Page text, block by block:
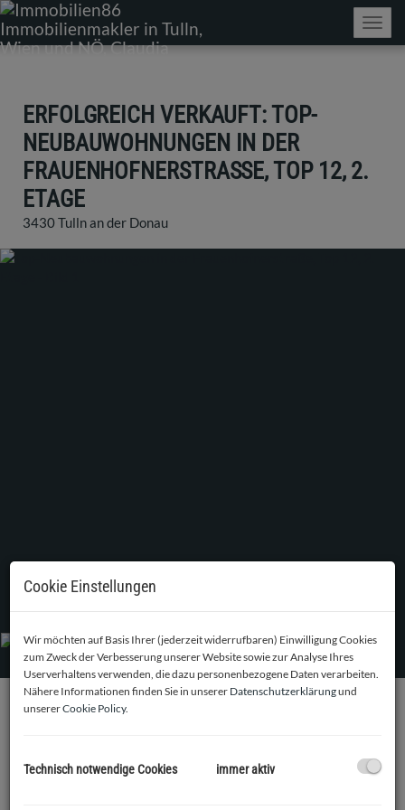
ERFOLGREICH VERKAUFT: TOP-
NEUBAUWOHNUNGEN IN DER
FRAUENHOFNERSTRASSE, TOP 12, 2. E
TAGE
3430 Tulln an der Donau
In der Frauenhofnerstraße wurden soeben Top-
Cookie Einstellungen
Wir möchten auf Basis Ihrer (jederzeit widerrufbaren) Einwilligung Cookies
zum Zweck der Verbesserung unserer Website sowie zur Analyse Ihres
Userverhaltens verwenden, die dazu personenbezogene Daten verarbeiten.
Nähere Informationen finden Sie in unserer Datenschutzerklärungund
unsererCookie Policy.
Technisch notwendige Cookies immer aktiv